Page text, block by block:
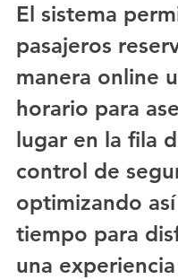
El sistema
pasajeros
manera online
horario para
lugar en la fila
control de
optimizando
tiempo para
una